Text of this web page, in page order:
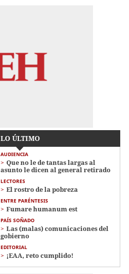
LO ÚLTIMO
AUDIENCIA
Que no le de tantas largas al
asunto le dicen al general retirado
LECTORES
El rostro de la pobreza
ENTRE PARÉNTESIS
Fumare humanum est
PAÍS SOÑADO
Las (malas) comunicaciones del
gobierno
EDITORIAL
¡EAA, reto cumplido!